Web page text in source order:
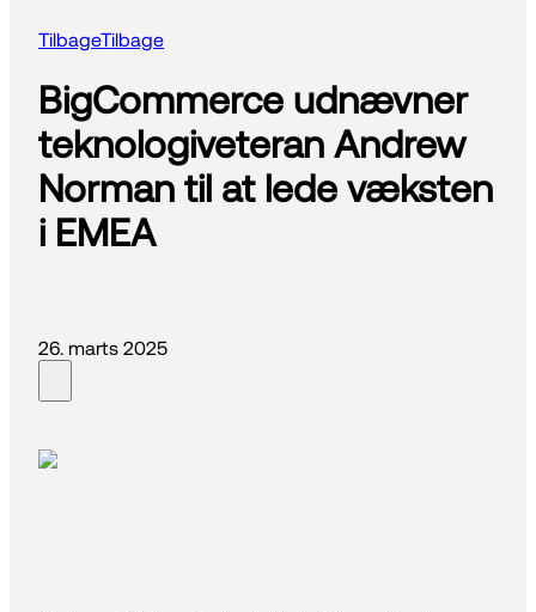
TilbageTilbage
BigCommerce udnævner
teknologiveteran Andrew
Norman til at lede væksten
i EMEA
26. marts 2025